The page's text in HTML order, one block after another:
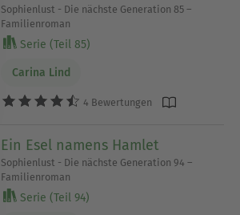
Sophienlust - Die nächste Generation 85 –
Familienroman
Serie (Teil 85)
Carina Lind
4 Bewertungen
Ein Esel namens Hamlet
Sophienlust - Die nächste Generation 94 –
Familienroman
Serie (Teil 94)